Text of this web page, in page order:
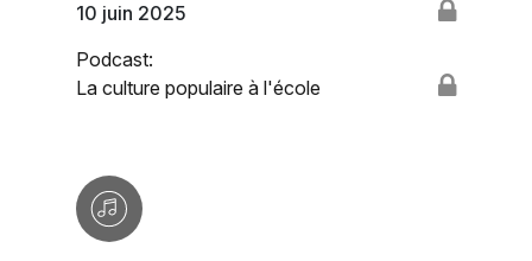
10 juin 2025
Podcast:
La culture populaire à l'école